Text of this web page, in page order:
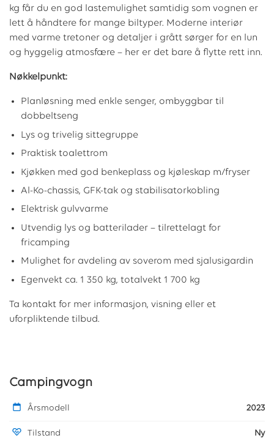
kg får du en god lastemulighet samtidig som vognen er
lett å håndtere for mange biltyper. Moderne interiør
med varme tretoner og detaljer i grått sørger for en lun
og hyggelig atmosfære – her er det bare å flytte rett inn.
Nøkkelpunkt:
Planløsning med enkle senger, ombyggbar til
dobbeltseng
Lys og trivelig sittegruppe
Praktisk toalettrom
Kjøkken med god benkeplass og kjøleskap m/fryser
Al-Ko-chassis, GFK-tak og stabilisatorkobling
Elektrisk gulvvarme
Utvendig lys og batterilader – tilrettelagt for
fricamping
Mulighet for avdeling av soverom med sjalusigardin
Egenvekt ca. 1 350 kg, totalvekt 1 700 kg
Ta kontakt for mer informasjon, visning eller et
uforpliktende tilbud.
Campingvogn
Årsmodell 2023
Tilstand Ny